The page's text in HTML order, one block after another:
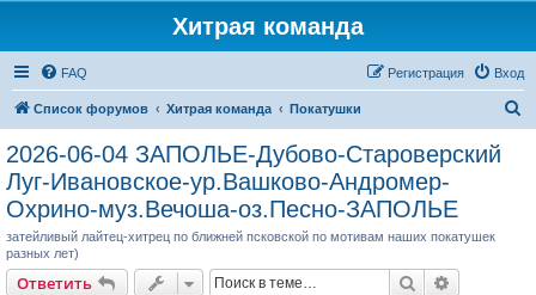
Хитрая команда
FAQ Вход
Регистрация
Список форумов Хитрая команда Покатушки
2026-06-04 ЗАПОЛЬЕ-Дубово-Староверский
Луг-Ивановское-ур.Вашково-Андромер-
Охрино-муз.Вечоша-оз.Песно-ЗАПОЛЬЕ
затейливый лайтец-хитрец по ближней псковской по мотивам наших покатушек
разных лет)
Ответить Поиск